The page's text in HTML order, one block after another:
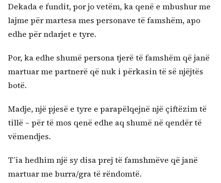
Kërko:
Dekada e fundit, por jo vetëm, ka qenë e mbushur me
lajme për martesa mes personave të famshëm, apo
edhe për ndarjet e tyre.
Por, ka edhe shumë persona tjerë të famshëm që janë
martuar me partnerë që nuk i përkasin të së njëjtës
botë.
Madje, një pjesë e tyre e parapëlqejnë një çiftëzim të
tillë – për të mos qenë edhe aq shumë në qendër të
vëmendjes.
T’ia hedhim një sy disa prej të famshmëve që janë
martuar me burra/gra të rëndomtë.